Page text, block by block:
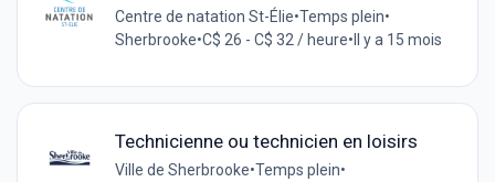
Centre de natation St-Élie•Temps plein•
Sherbrooke•C$ 26 - C$ 32 / heure• Il y a 15 mois
Technicienne ou technicien en loisirs
Ville de Sherbrooke•Temps plein•